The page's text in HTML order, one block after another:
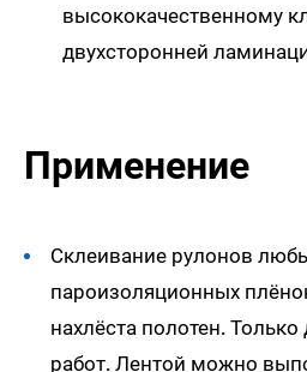
высококачественному
двухсторонней
Применение
Склеивание рулонов
пароизоляционных
нахлёста полотен.
работ. Лентой можно